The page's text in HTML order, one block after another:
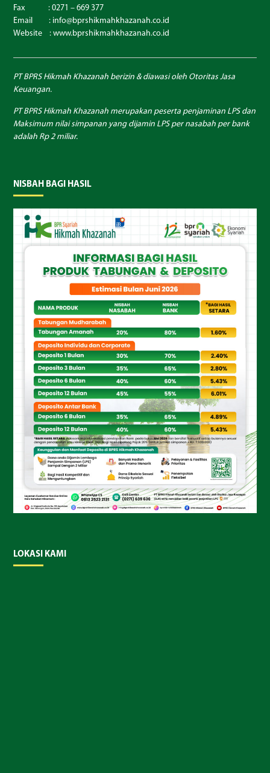
Fax : 0271 – 669 377
Email : info@bprshikmahkhazanah.co.id
Website :www.bprshikmahkhazanah.co.id
PT BPRS Hikmah Khazanah berizin & diawasi oleh Otoritas Jasa
Keuangan.
PT BPRS Hikmah Khazanah merupakan peserta penjaminan LPS dan
Maksimum nilai simpanan yang dijamin LPS per nasabah per bank
adalah Rp 2 miliar.
NISBAH BAGI HASIL
LOKASI KAMI